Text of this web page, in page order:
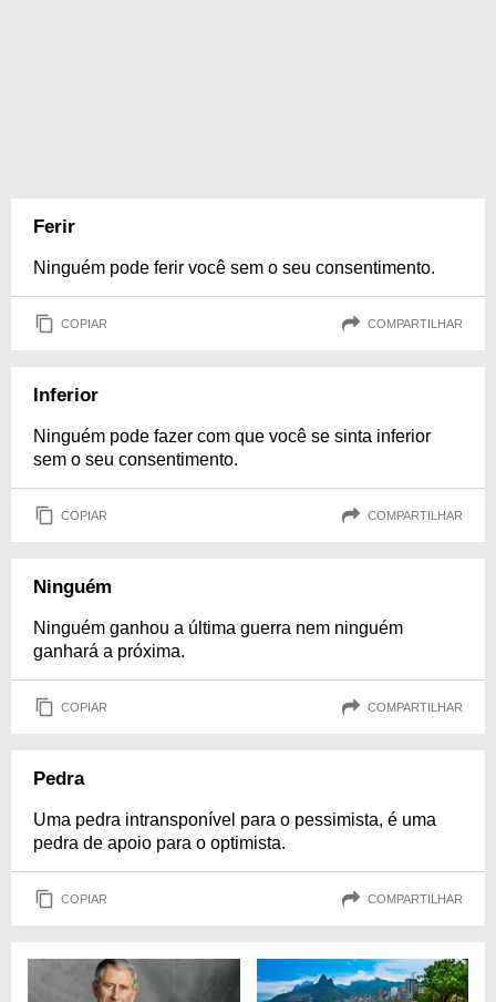
Ferir
Ninguém pode ferir você sem o seu consentimento.
COPIAR COMPARTILHAR
Inferior
Ninguém pode fazer com que você se sinta inferior
sem o seu consentimento.
COPIAR COMPARTILHAR
Ninguém
Ninguém ganhou a última guerra nem ninguém
ganhará a próxima.
COPIAR COMPARTILHAR
Pedra
Uma pedra intransponível para o pessimista, é uma
pedra de apoio para o optimista.
COPIAR COMPARTILHAR